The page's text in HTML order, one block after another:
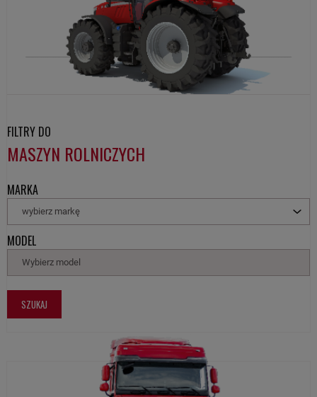
FILTRY DO
MASZYN ROLNICZYCH
MARKA
wybierz markę
MODEL
Wybierz model
SZUKAJ